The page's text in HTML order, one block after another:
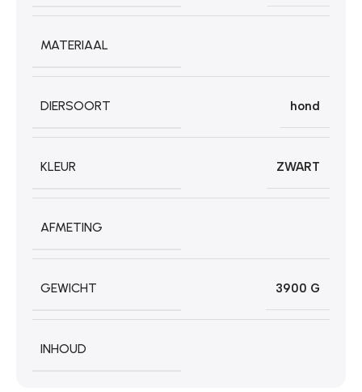
MATERIAAL
DIERSOORT hond
KLEUR ZWART
AFMETING
GEWICHT 3900 G
INHOUD